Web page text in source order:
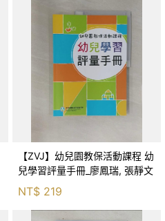
【ZVJ】幼兒園教保活動課程 幼
兒學習評量手冊_廖鳳瑞, 張靜文
NT$ 219